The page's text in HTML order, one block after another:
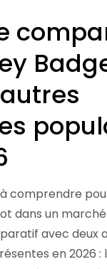
comprendre
dans un
avec deux
en 2026 :